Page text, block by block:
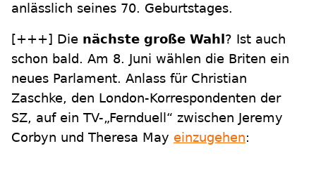
anlässlich seines 70. Geburtstages.
[+++] Die nächste große Wahl ? Ist auch
schon bald. Am 8. Juni wählen die Briten ein
neues Parlament. Anlass für Christian
Zaschke, den London-Korrespondenten der
SZ, auf ein TV-„Fernduell“ zwischen Jeremy
Corbyn und Theresa May einzugehen: